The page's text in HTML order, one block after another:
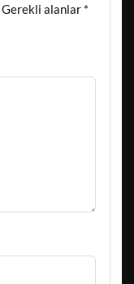
Gerekli alanlar *